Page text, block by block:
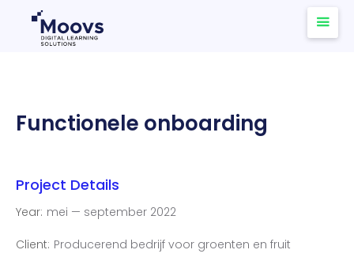
Functionele onboarding
Project Details
Year: mei — september 2022
Client: Producerend bedrijf voor groenten en fruit